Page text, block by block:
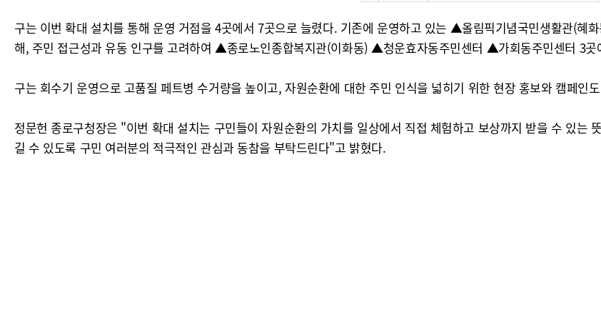
구는 이번 확대 설치를 통해 운영 거점을 4곳에서 7곳으로 늘렸다. 기존에 운영하고 있는 ▲올림픽기념국민생활관(
해, 주민 접근성과 유동 인구를 고려하여 ▲종로노인종합복지관(이화동) ▲청운효자동주민센터 ▲가회동주민센터 3곳
구는 회수기 운영으로 고품질 페트병 수거량을 높이고, 자원순환에 대한 주민 인식을 넓히기 위한 현장 홍보와 캠페인
정문헌 종로구청장은 "이번 확대 설치는 구민들이 자원순환의 가치를 일상에서 직접 체험하고 보상까지 받을 수 있는
길 수 있도록 구민 여러분의 적극적인 관심과 동참을 부탁드린다"고 밝혔다.